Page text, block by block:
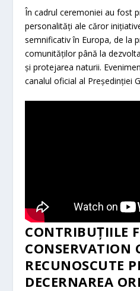
În cadrul ceremoniei au fost
personalități ale căror
semnificativ în Europa, de la
comunităților până la
și protejarea naturii.
canalul oficial al Președinției
CONTRIBUȚIILE
CONSERVATION
RECUNOSCUTE
DECERNAREA